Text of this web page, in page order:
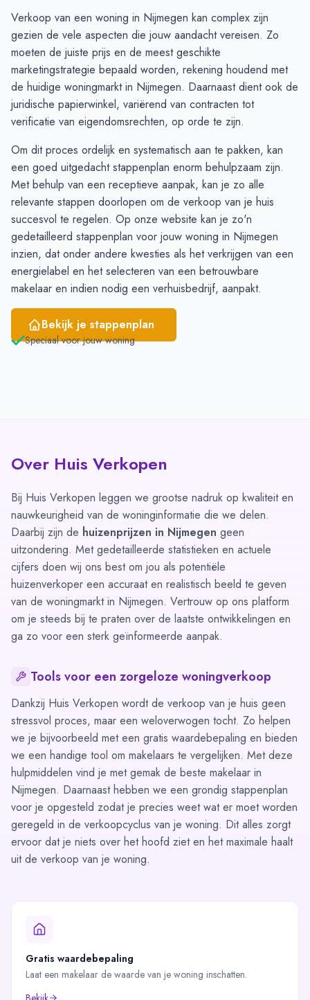
Augustus
September
541
654
Oktober
562
829
November
648
796
December
609
Januari
508
524
Februari
481
496
April
520
634
Mei
497
679
Juni
450 727
Verkoop van een woning in Nijmegen kan complex zijn
gezien de vele aspecten die jouw aandacht vereisen. Zo
moeten de juiste prijs en de meest geschikte
marketingstrategie bepaald worden, rekening houdend met
de huidige woningmarkt in Nijmegen. Daarnaast dient ook de
juridische papierwinkel, variërend van contracten tot
verificatie van eigendomsrechten, op orde te zijn.
Om dit proces ordelijk en systematisch aan te pakken, kan
een goed uitgedacht stappenplan enorm behulpzaam zijn.
Met behulp van een receptieve aanpak, kan je zo alle
relevante stappen doorlopen om de verkoop van je huis
succesvol te regelen. Op onze website kan je zo'n
gedetailleerd stappenplan voor jouw woning in Nijmegen
inzien, dat onder andere kwesties als het verkrijgen van een
energielabel en het selecteren van een betrouwbare
makelaar en indien nodig een verhuisbedrijf, aanpakt.
Bekijk je stappenplan
Speciaal voor jouw woning
Over Huis Verkopen
Bij Huis Verkopen leggen we grootse nadruk op kwaliteit en
nauwkeurigheid van de woninginformatie die we delen.
Daarbij zijn de huizenprijzen in Nijmegen geen
uitzondering. Met gedetailleerde statistieken en actuele
cijfers doen wij ons best om jou als potentiële
huizenverkoper een accuraat en realistisch beeld te geven
van de woningmarkt in Nijmegen. Vertrouw op ons platform
om je steeds bij te praten over de laatste ontwikkelingen en
ga zo voor een sterk geïnformeerde aanpak.
Tools voor een zorgeloze woningverkoop
Dankzij Huis Verkopen wordt de verkoop van je huis geen
stressvol proces, maar een weloverwogen tocht. Zo helpen
we je bijvoorbeeld met een gratis waardebepaling en bieden
we een handige tool om makelaars te vergelijken. Met deze
hulpmiddelen vind je met gemak de beste makelaar in
Nijmegen. Daarnaast hebben we een grondig stappenplan
voor je opgesteld zodat je precies weet wat er moet worden
geregeld in de verkoopcyclus van je woning. Dit alles zorgt
ervoor dat je niets over het hoofd ziet en het maximale haalt
uit de verkoop van je woning.
Gratis waardebepaling
Laat een makelaar de waarde van je woning inschatten.